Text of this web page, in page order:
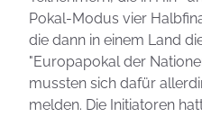
Pokal-Modus vier
die dann in einem Land
"Europapokal der
mussten sich dafür
melden. Die Initiatoren